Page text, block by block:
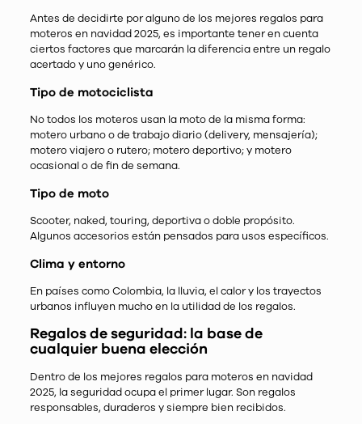
Antes de decidirte por alguno de los mejores regalos para
moteros en navidad 2025, es importante tener en cuenta
ciertos factores que marcarán la diferencia entre un regalo
acertado y uno genérico.
Tipo de motociclista
No todos los moteros usan la moto de la misma forma:
motero urbano o de trabajo diario (delivery, mensajería);
motero viajero o rutero; motero deportivo; y motero
ocasional o de fin de semana.
Tipo de moto
Scooter, naked, touring, deportiva o doble propósito.
Algunos accesorios están pensados para usos específicos.
Clima y entorno
En países como Colombia, la lluvia, el calor y los trayectos
urbanos influyen mucho en la utilidad de los regalos.
Regalos de seguridad: la base de
cualquier buena elección
Dentro de los mejores regalos para moteros en navidad
2025, la seguridad ocupa el primer lugar. Son regalos
responsables, duraderos y siempre bien recibidos.